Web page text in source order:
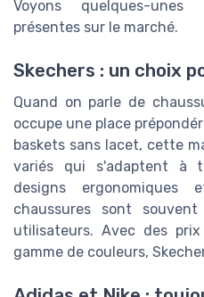
Voyons quelques-
présentes sur le marché.
Skechers : un choix
Quand on parle de
occupe une place
baskets sans lacet, cette
variés qui s'adaptent à
designs
chaussures sont
utilisateurs. Avec des
gamme de couleurs,